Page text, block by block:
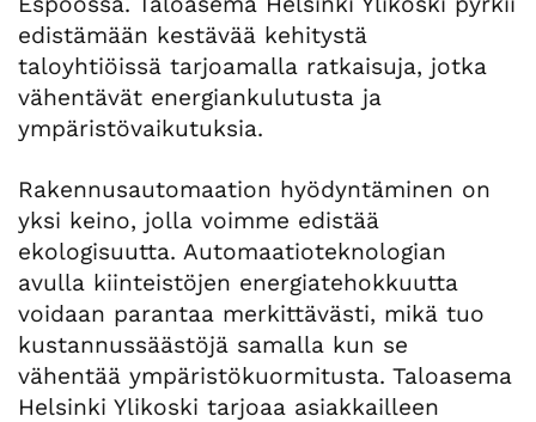
edistämään kestävää kehitystä
taloyhtiöissä tarjoamalla ratkaisuja, jotka
vähentävät energiankulutusta ja
ympäristövaikutuksia.
Rakennusautomaation hyödyntäminen on
yksi keino, jolla voimme edistää
ekologisuutta. Automaatioteknologian
avulla kiinteistöjen energiatehokkuutta
voidaan parantaa merkittävästi, mikä tuo
kustannussäästöjä samalla kun se
vähentää ympäristökuormitusta. Taloasema
Helsinki Ylikoski tarjoaa asiakkailleen